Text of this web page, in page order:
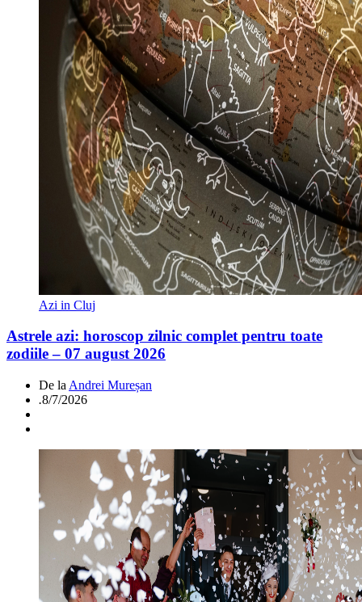
Azi in Cluj
Astrele azi: horoscop zilnic complet pentru toate
zodiile – 07 august 2026
De la Andrei Mureșan
.8/7/2026